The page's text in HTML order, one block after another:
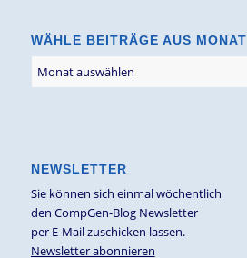
WÄHLE BEITRÄGE AUS MONAT
NEWSLETTER
Sie können sich einmal wöchentlich
den CompGen-Blog Newsletter
per E-Mail zuschicken lassen.
Newsletter abonnieren